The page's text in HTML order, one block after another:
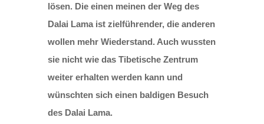
lösen. Die einen meinen der Weg des
Dalai Lama ist zielführender, die anderen
wollen mehr Wiederstand. Auch wussten
sie nicht wie das Tibetische Zentrum
weiter erhalten werden kann und
wünschten sich einen baldigen Besuch
des Dalai Lama.